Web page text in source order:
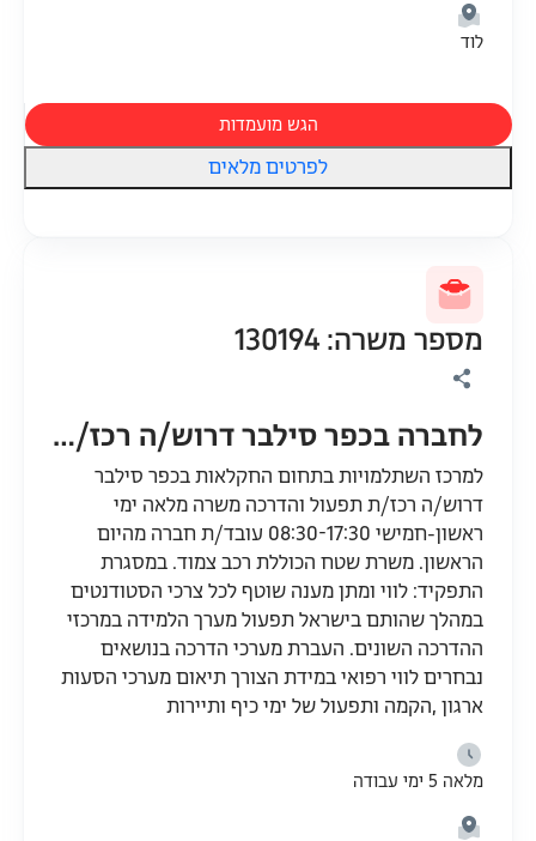
לוד
הגש מועמדות
לפרטים מלאים
מספר משרה: 130194
לחברה בכפר סילבר דרוש/ה רכז/ת תפעול ואדמיניסטרציה
למרכז השתלמויות בתחום החקלאות בכפר סילבר
דרוש/ה רכז/ת תפעול והדרכה משרה מלאה ימי
ראשון-חמישי 08:30-17:30 עובד/ת חברה מהיום
הראשון. משרת שטח הכוללת רכב צמוד. במסגרת
התפקיד: לווי ומתן מענה שוטף לכל צרכי הסטודנטים
במהלך שהותם בישראל תפעול מערך הלמידה במרכזי
ההדרכה השונים. העברת מערכי הדרכה בנושאים
נבחרים לווי רפואי במידת הצורך תיאום מערכי הסעות
ארגון ,הקמה ותפעול של ימי כיף ותיירות
מלאה 5 ימי עבודה